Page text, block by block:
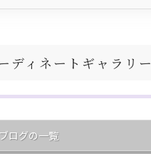
ディネートギャラリー
ログの一覧